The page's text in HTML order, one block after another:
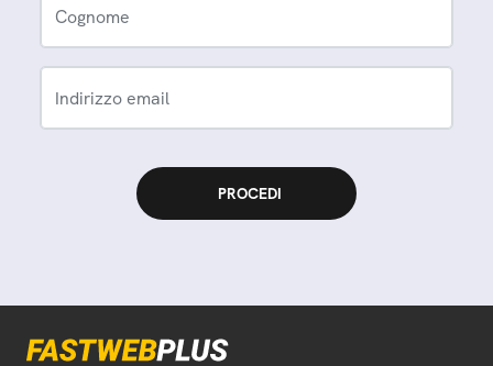
Cognome
Indirizzo email